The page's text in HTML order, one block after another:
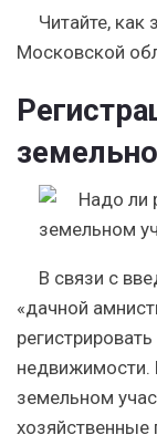
Читайте, как
Московской
В связи с
«дачной
недвижимости.
земельном
хозяйственные